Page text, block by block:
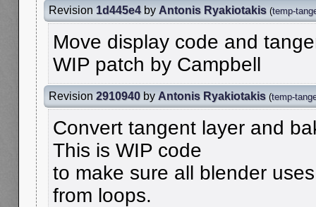
Revision 1d445e4by Antonis Ryakiotakis (temp-
Move display code and
WIP patch by Campbell
Revision 2910940 by Antonis Ryakiotakis (temp-
Convert tangent layer and
This is WIP code
to make sure all blender
from loops.